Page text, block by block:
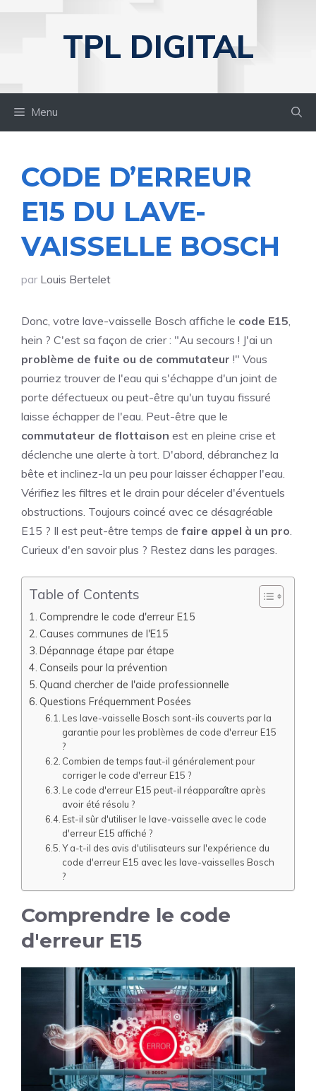
TPL DIGITAL
Menu
CODE D’ERREUR
E15 DU LAVE-
VAISSELLE BOSCH
par Louis Bertelet
Donc, votre lave-vaisselle Bosch affiche le code E15,
hein ? C'est sa façon de crier : "Au secours ! J'ai un
problème de fuite ou de commutateur !" Vous
pourriez trouver de l'eau qui s'échappe d'un joint de
porte défectueux ou peut-être qu'un tuyau fissuré
laisse échapper de l'eau. Peut-être que le
commutateur de flottaison est en pleine crise et
déclenche une alerte à tort. D'abord, débranchez la
bête et inclinez-la un peu pour laisser échapper l'eau.
Vérifiez les filtres et le drain pour déceler d'éventuels
obstructions. Toujours coincé avec ce désagréable
E15 ? Il est peut-être temps de faire appel à un pro.
Curieux d'en savoir plus ? Restez dans les parages.
Table of Contents
Comprendre le code d'erreur E15
Causes communes de l'E15
Dépannage étape par étape
Conseils pour la prévention
Quand chercher de l'aide professionnelle
Questions Fréquemment Posées
Les lave-vaisselle Bosch sont-ils couverts par la
garantie pour les problèmes de code d'erreur E15
?
Combien de temps faut-il généralement pour
corriger le code d'erreur E15 ?
Le code d'erreur E15 peut-il réapparaître après
avoir été résolu ?
Est-il sûr d'utiliser le lave-vaisselle avec le code
d'erreur E15 affiché ?
Y a-t-il des avis d'utilisateurs sur l'expérience du
code d'erreur E15 avec les lave-vaisselles Bosch
?
Comprendre le code
d'erreur E15